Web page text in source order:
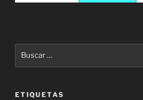
ETIQUETAS